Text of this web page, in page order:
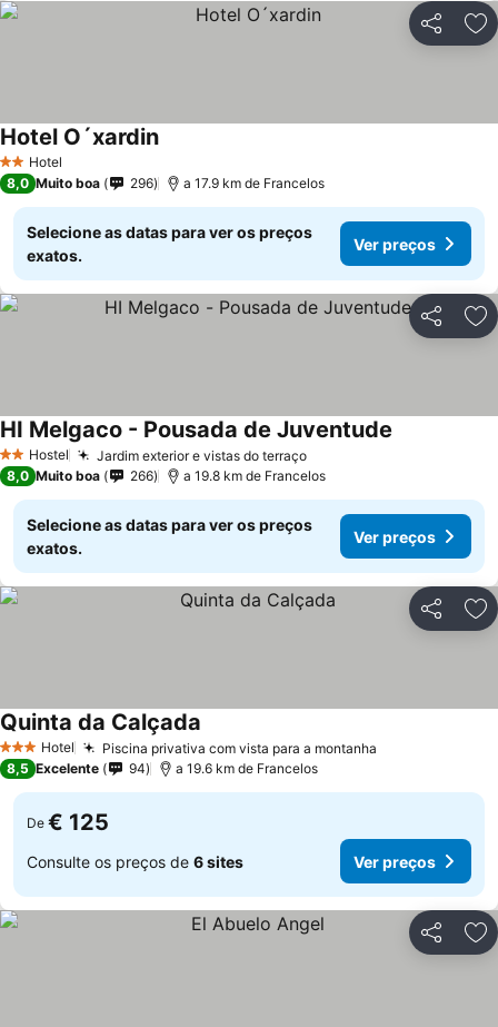
Partilhar
2 Estrelas
Hotel
Hotel O´xardin
8,0 Muito boa 296 a 17.9 km de Francelos
Selecione as datas para ver os preços
exatos.
Ver preços
Partilhar
2 Estrelas
Hostel Jardim exterior e vistas do terraço
HI Melgaco - Pousada de Juventude
8,0 Muito boa 266 a 19.8 km de Francelos
Selecione as datas para ver os preços
exatos.
Ver preços
Partilhar
3 EstrelasHotel Piscina privativa com vista para a montanha
Quinta da Calçada
8,5 Excelente 94 a 19.6 km de Francelos
De € 125
Consulte os preços de 6 sites Ver preços
Partilhar